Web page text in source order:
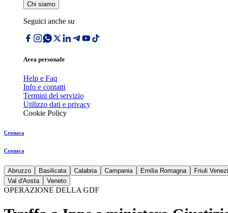
Chi siamo
Seguici anche su
Area personale
Help e Faq
Info e contatti
Termini del servizio
Utilizzo dati e privacy
Cookie Policy
Cronaca
Cronaca
Abruzzo Basilicata Calabria Campania Emilia Romagna Friuli
Val d'Aosta
Veneto
OPERAZIONE DELLA GDF